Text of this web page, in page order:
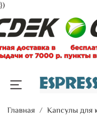
})
Главная Капсулы для